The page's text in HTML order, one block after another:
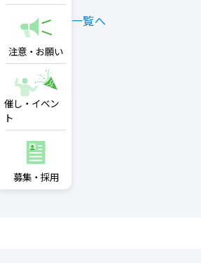
注意・お願い
催し・イベン
ト
募集・採用
一覧へ